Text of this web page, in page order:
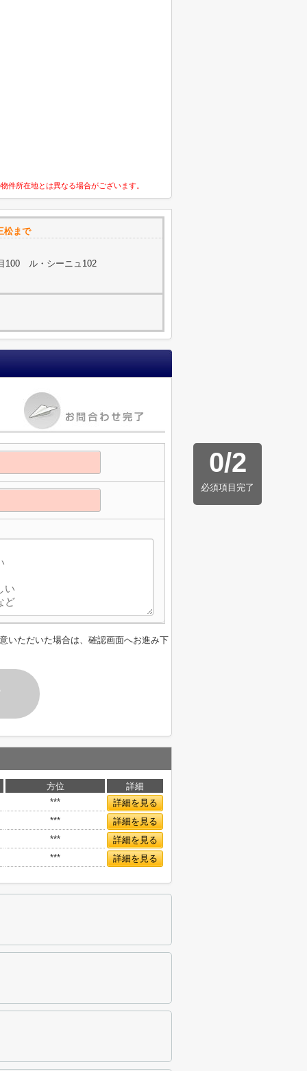
件所在地とは異なる場合がございます。
松まで
100 ル・シーニュ102
0/2
必須項目完了
いただいた場合は、確認画面へお進み下
方位
詳細
***
詳細を見る
***
詳細を見る
***
詳細を見る
***
詳細を見る